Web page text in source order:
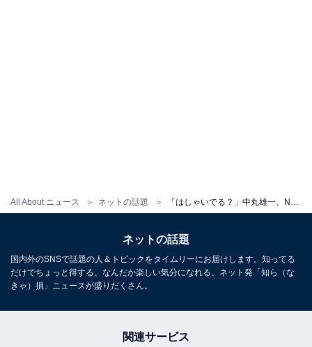
All About ニュース ネットの話題
ネットの話題
国内外のSNSで話題の人＆トピックをタイムリーにお届けします。知ってる
だけでちょっと得する、なんだか楽しい気分になれる、ネット発「知ら（な
きゃ）損」ニュースが盛りだくさん。
関連サービス